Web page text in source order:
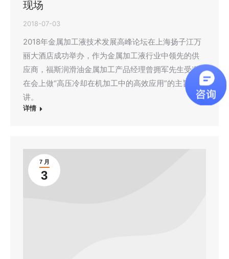
现场
2018-07-03
2018年金属加工液技术发展高峰论坛在上海扬子江万
丽大酒店成功举办，作为金属加工液行业中领先的供
应商，福斯润滑油金属加工产品经理曾拥军先生受邀
在会上做“高压冷却在机加工中的高效应用”的主旨演
讲。
详情
7 月
3